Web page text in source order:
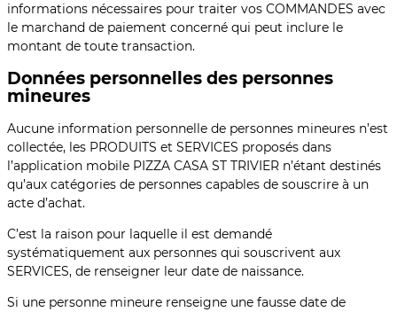
informations nécessaires pour traiter vos COMMANDES avec
le marchand de paiement concerné qui peut inclure le
montant de toute transaction.
Données personnelles des personnes
mineures
Aucune information personnelle de personnes mineures n’est
collectée, les PRODUITS et SERVICES proposés dans
l’application mobile PIZZA CASA ST TRIVIER n’étant destinés
qu’aux catégories de personnes capables de souscrire à un
acte d’achat.
C’est la raison pour laquelle il est demandé
systématiquement aux personnes qui souscrivent aux
SERVICES, de renseigner leur date de naissance.
Si une personne mineure renseigne une fausse date de